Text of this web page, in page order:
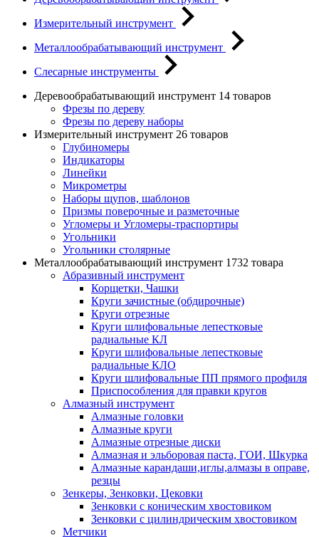
Измерительный инструмент
Металлообрабатывающий инструмент
Слесарные инструменты
Деревообрабатывающий инструмент 14 товаров
Фрезы по дереву
Фрезы по дереву наборы
Измерительный инструмент 26 товаров
Глубиномеры
Индикаторы
Линейки
Микрометры
Наборы щупов, шаблонов
Призмы поверочные и разметочные
Угломеры и Угломеры-траспортиры
Угольники
Угольники столярные
Металлообрабатывающий инструмент 1732 товара
Абразивный инструмент
Корщетки, Чашки
Круги зачистные (обдирочные)
Круги отрезные
Круги шлифовальные лепестковые
радиальные КЛ
Круги шлифовальные лепестковые
радиальные КЛО
Круги шлифовальные ПП прямого профиля
Приспособления для правки кругов
Алмазный инструмент
Алмазные головки
Алмазные круги
Алмазные отрезные диски
Алмазная и эльборовая паста, ГОИ, Шкурка
Алмазные карандаши,иглы,алмазы в оправе,
резцы
Зенкеры, Зенковки, Цековки
Зенковки с коническим хвостовиком
Зенковки с цилиндрическим хвостовиком
Метчики